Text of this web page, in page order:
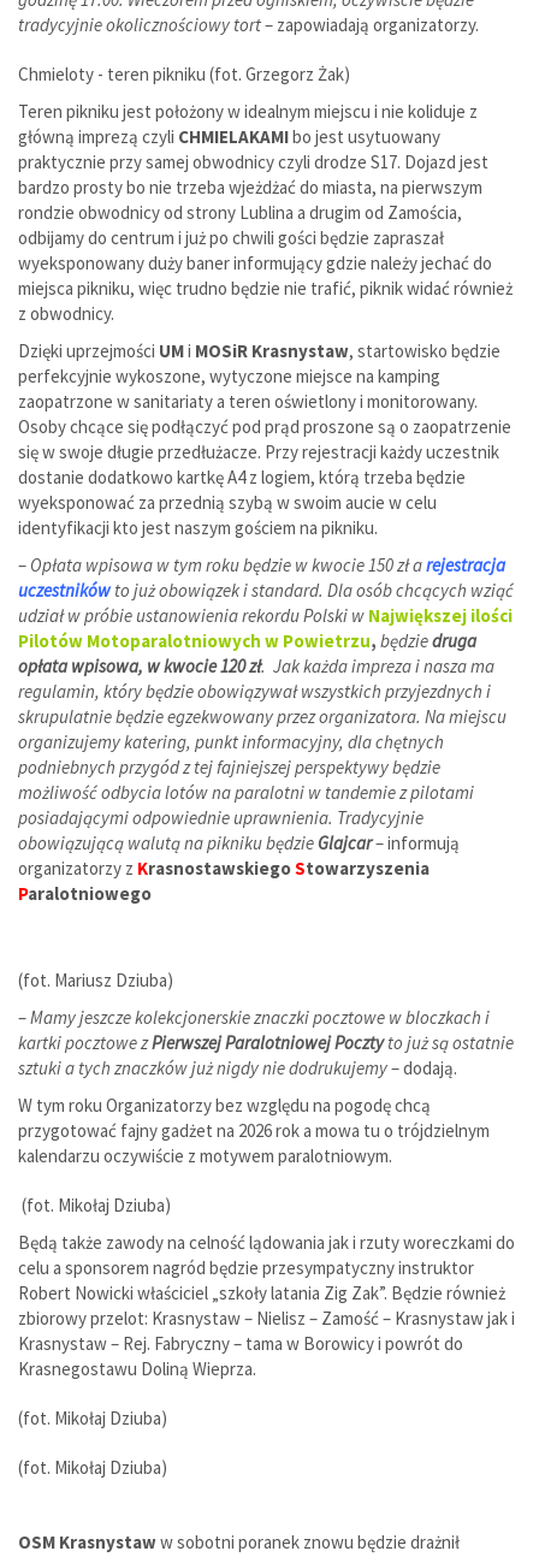
tradycyjnie okolicznościowy tort– zapowiadają organizatorzy.
Chmieloty - teren pikniku (fot. Grzegorz Żak)
Teren pikniku jest położony w idealnym miejscu i nie koliduje z
główną imprezą czyli CHMIELAKAMIbo jest usytuowany
praktycznie przy samej obwodnicy czyli drodze S17. Dojazd jest
bardzo prosty bo nie trzeba wjeżdżać do miasta, na pierwszym
rondzie obwodnicy od strony Lublina a drugim od Zamościa,
odbijamy do centrum i już po chwili gości będzie zapraszał
wyeksponowany duży baner informujący gdzie należy jechać do
miejsca pikniku, więc trudno będzie nie trafić, piknik widać również
z obwodnicy.
Dzięki uprzejmości UMi MOSiR Krasnystaw, startowisko będzie
perfekcyjnie wykoszone, wytyczone miejsce na kamping
zaopatrzone w sanitariaty a teren oświetlony i monitorowany.
Osoby chcące się podłączyć pod prąd proszone są o zaopatrzenie
się w swoje długie przedłużacze. Przy rejestracji każdy uczestnik
dostanie dodatkowo kartkę A4 z logiem, którą trzeba będzie
wyeksponować za przednią szybą w swoim aucie w celu
identyfikacji kto jest naszym gościem na pikniku.
– Opłata wpisowa w tym roku będzie w kwocie 150 zł arejestracja
uczestnikówto już obowiązek i standard. Dla osób chcących wziąć
udział w próbie ustanowienia rekordu Polski w Największej ilości
Pilotów Motoparalotniowych w Powietrzu, będziedruga
opłata wpisowa, w kwocie 120 zł. Jak każda impreza i nasza ma
regulamin, który będzie obowiązywał wszystkich przyjezdnych i
skrupulatnie będzie egzekwowany przez organizatora. Na miejscu
organizujemy katering, punkt informacyjny, dla chętnych
podniebnych przygód z tej fajniejszej perspektywy będzie
możliwość odbycia lotów na paralotni w tandemie z pilotami
posiadającymi odpowiednie uprawnienia. Tradycyjnie
obowiązującą walutą na pikniku będzie Glajcar– informują
organizatorzy z KrasnostawskiegoStowarzyszenia
Paralotniowego
(fot. Mariusz Dziuba)
–Mamy jeszcze kolekcjonerskie znaczki pocztowe w bloczkach i
kartki pocztowe zPierwszej Paralotniowej Pocztyto już są ostatnie
sztuki a tych znaczków już nigdy nie dodrukujemy– dodają.
W tym roku Organizatorzy bez względu na pogodę chcą
przygotować fajny gadżet na 2026 rok a mowa tu o trójdzielnym
kalendarzu oczywiście z motywem paralotniowym.
(fot. Mikołaj Dziuba)
Będą także zawody na celność lądowania jak i rzuty woreczkami do
celu a sponsorem nagród będzie przesympatyczny instruktor
Robert Nowicki właściciel „szkoły latania Zig Zak”. Będzie również
zbiorowy przelot: Krasnystaw – Nielisz – Zamość – Krasnystaw jak i
Krasnystaw – Rej. Fabryczny – tama w Borowicy i powrót do
Krasnegostawu Doliną Wieprza.
(fot. Mikołaj Dziuba)
(fot. Mikołaj Dziuba)
OSM Krasnystaww sobotni poranek znowu będzie drażnił